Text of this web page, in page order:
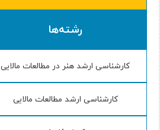
رشته‌ها
کارشناسی ارشد هنر در مطالعات مالایی
کارشناسی ارشد مطالعات مالایی